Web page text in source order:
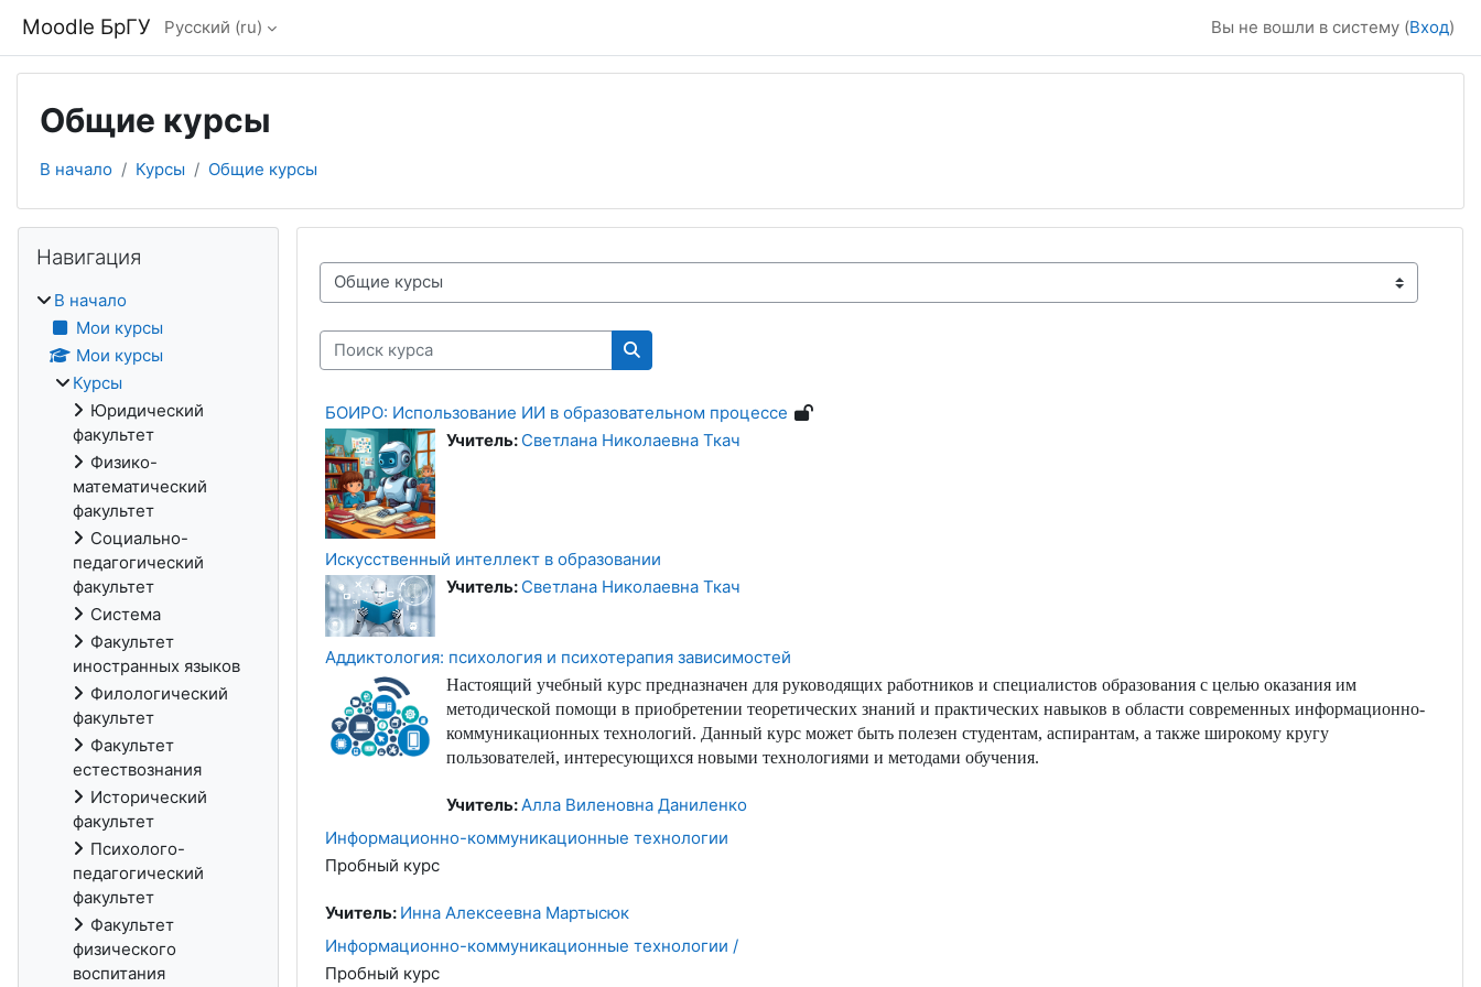
Moodle БрГУ Русский ‎(ru)‎ Вы не вошли в систему (Вход)
Общие курсы
В начало Курсы Общие курсы
Категории курсов
Поиск курса
Поиск курса
БОИРО: Использование ИИ в образовательном процессе
Учитель: Светлана Николаевна Ткач
Искусственный интеллект в образовании
Учитель: Светлана Николаевна Ткач
Аддиктология: психология и психотерапия зависимостей
Настоящий учебный курс предназначен для руководящих работников и специалистов образования с целью оказания им
методической помощи в приобретении теоретических знаний и практических навыков в области современных информационно-
коммуникационных технологий. Данный курс может быть полезен студентам, аспирантам, а также широкому кругу
пользователей, интересующихся новыми технологиями и методами обучения.
Учитель:Алла Виленовна Даниленко
Информационно-коммуникационные технологии
Пробный курс
Учитель: Инна Алексеевна Мартысюк
Информационно-коммуникационные технологии /
Пробный курс
Блоки
Навигация
В начало
Мои курсы
Мои курсы
Курсы
Юридический
факультет
Физико-
математический
факультет
Социально-
педагогический
факультет
Система
Факультет
иностранных языков
Филологический
факультет
Факультет
естествознания
Исторический
факультет
Психолого-
педагогический
факультет
Факультет
физического
воспитания